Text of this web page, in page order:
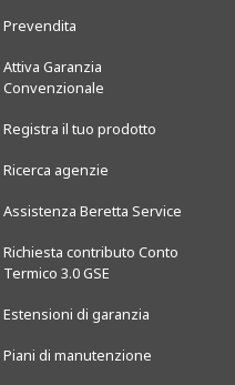
Prevendita
Attiva Garanzia
Convenzionale
Registra il tuo prodotto
Ricerca agenzie
Assistenza Beretta Service
Richiesta contributo Conto
Termico 3.0 GSE
Estensioni di garanzia
Piani di manutenzione